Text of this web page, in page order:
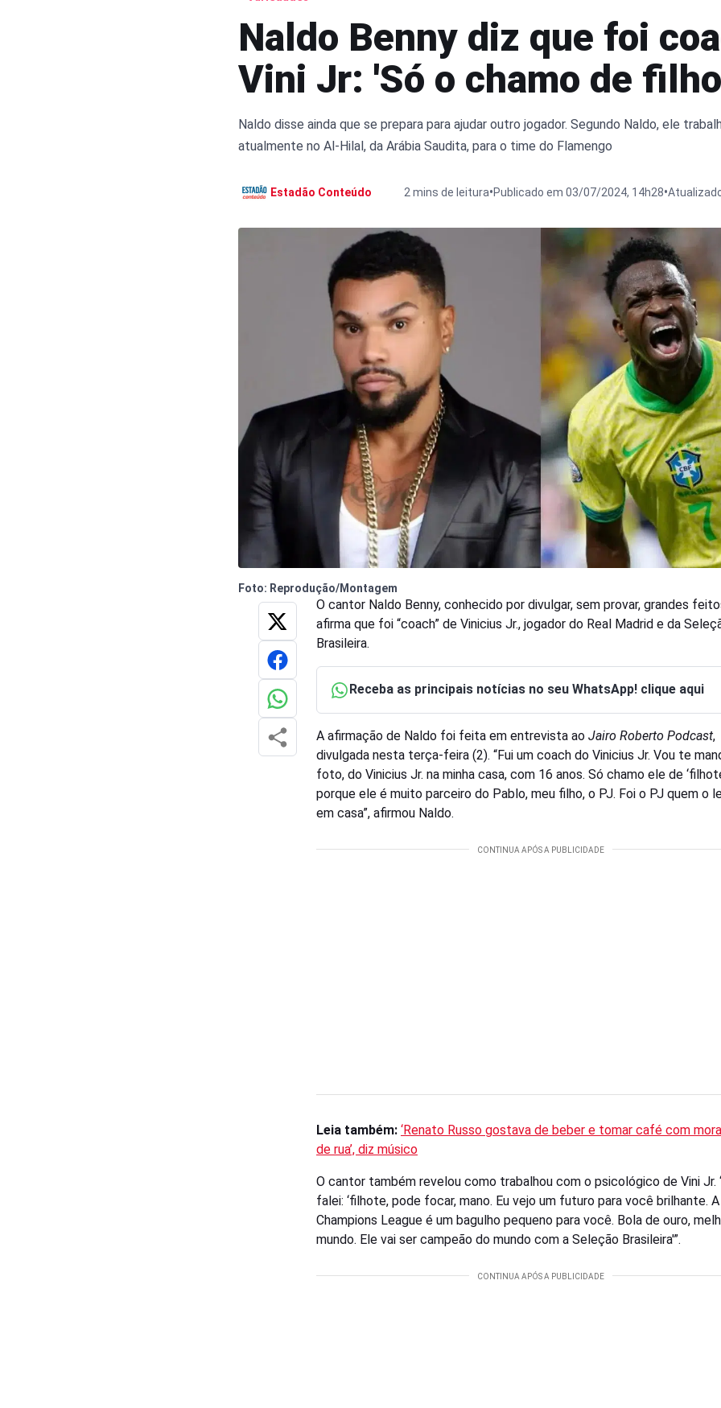
Naldo Benny diz que foi
Vini Jr: 'Só o chamo de
Naldo disse ainda que se prepara para ajudar outro jogador. Segundo Naldo, ele
atualmente no Al-Hilal, da Arábia Saudita, para o time do Flamengo
Estadão Conteúdo 2 mins de leitura•Publicado em 03/07/2024, 14h28•
Foto: Reprodução/Montagem
O cantor Naldo Benny, conhecido por divulgar, sem provar, grandes
afirma que foi “coach” de Vinicius Jr., jogador do Real Madrid e da
Brasileira.
Receba as principais notícias no seu WhatsApp! clique aqui
A afirmação de Naldo foi feita em entrevista ao Jairo Roberto Podcast,
divulgada nesta terça-feira (2). “Fui um coach do Vinicius Jr. Vou te
foto, do Vinicius Jr. na minha casa, com 16 anos. Só chamo ele de
porque ele é muito parceiro do Pablo, meu filho, o PJ. Foi o PJ quem o
em casa”, afirmou Naldo.
Leia também: ‘Renato Russo gostava de beber e tomar café com
de rua’, diz músico
O cantor também revelou como trabalhou com o psicológico de Vini Jr.
falei: ‘filhote, pode focar, mano. Eu vejo um futuro para você brilhante. A
Champions League é um bagulho pequeno para você. Bola de ouro,
mundo. Ele vai ser campeão do mundo com a Seleção Brasileira'”.